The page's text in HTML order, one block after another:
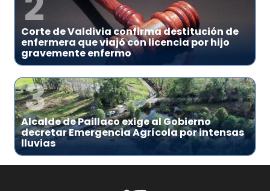
Corte de Valdivia confirma destitución de
enfermera que viajó con licencia por hijo
gravemente enfermo
3
Alcalde de Paillaco exige al Gobierno
decretar Emergencia Agrícola por intensas
lluvias